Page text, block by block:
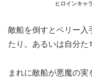
ヒロインキャ
敵船を倒すとベリー入
たり。あるいは自分た
まれに敵船が悪魔の